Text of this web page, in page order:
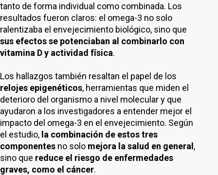
tanto de forma individual como combinada. Los
resultados fueron claros: el omega-3 no solo
ralentizaba el envejecimiento biológico, sino que
sus efectos se potenciaban al combinarlo con
vitamina D y actividad física.
Los hallazgos también resaltan el papel de los
relojes epigenéticos, herramientas que miden el
deterioro del organismo a nivel molecular y que
ayudaron a los investigadores a entender mejor el
impacto del omega-3 en el envejecimiento. Según
el estudio, la combinación de estos tres
componentes no solo mejora la salud en general ,
sino que reduce el riesgo de enfermedades
graves, como el cáncer.